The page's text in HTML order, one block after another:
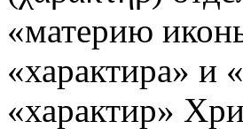
«материю
«характира» и
«характир»